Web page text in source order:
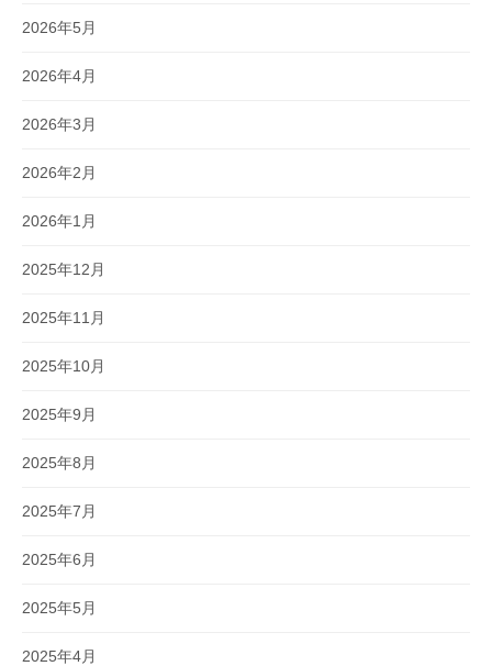
2026年5月
2026年4月
2026年3月
2026年2月
2026年1月
2025年12月
2025年11月
2025年10月
2025年9月
2025年8月
2025年7月
2025年6月
2025年5月
2025年4月